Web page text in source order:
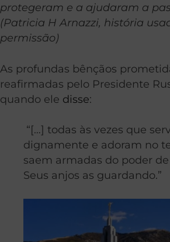
protegeram e a ajudaram a
(Patricia H Arnazzi, história
permissão)
As profundas bênçãos
reafirmadas pelo Presidente
quando ele disse:
“[…] todas às vezes que
dignamente e adoram no
saem armadas do poder
Seus anjos as guardando.”